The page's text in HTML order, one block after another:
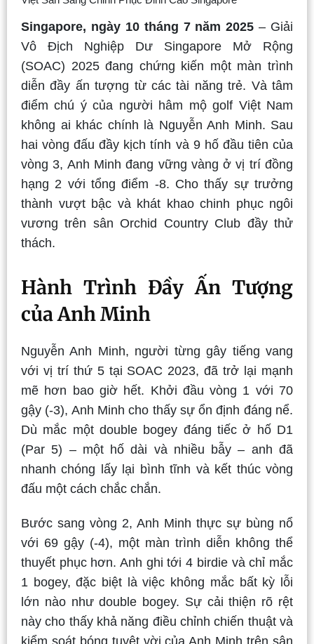
Singapore, ngày 10 tháng 7 năm 2025 – Giải
Vô Địch Nghiệp Dư Singapore Mở Rộng
(SOAC) 2025 đang chứng kiến một màn trình
diễn đầy ấn tượng từ các tài năng trẻ. Và tâm
điểm chú ý của người hâm mộ golf Việt Nam
không ai khác chính là Nguyễn Anh Minh. Sau
hai vòng đấu đầy kịch tính và 9 hố đầu tiên của
vòng 3, Anh Minh đang vững vàng ở vị trí đồng
hạng 2 với tổng điểm -8. Cho thấy sự trưởng
thành vượt bậc và khát khao chinh phục ngôi
vương trên sân Orchid Country Club đầy thử
thách.
Hành Trình Đầy Ấn Tượng
của Anh Minh
Nguyễn Anh Minh, người từng gây tiếng vang
với vị trí thứ 5 tại SOAC 2023, đã trở lại mạnh
mẽ hơn bao giờ hết. Khởi đầu vòng 1 với 70
gậy (-3), Anh Minh cho thấy sự ổn định đáng nể.
Dù mắc một double bogey đáng tiếc ở hố D1
(Par 5) – một hố dài và nhiều bẫy – anh đã
nhanh chóng lấy lại bình tĩnh và kết thúc vòng
đấu một cách chắc chắn.
Bước sang vòng 2, Anh Minh thực sự bùng nổ
với 69 gậy (-4), một màn trình diễn không thể
thuyết phục hơn. Anh ghi tới 4 birdie và chỉ mắc
1 bogey, đặc biệt là việc không mắc bất kỳ lỗi
lớn nào như double bogey. Sự cải thiện rõ rệt
này cho thấy khả năng điều chỉnh chiến thuật và
kiểm soát bóng tuyệt vời của Anh Minh trên sân